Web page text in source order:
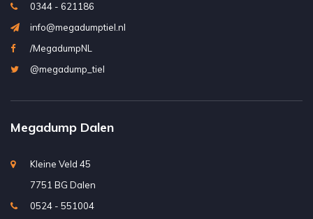
0344 - 621186
info@megadumptiel.nl
/MegadumpNL
@megadump_tiel
Megadump Dalen
Kleine Veld 45
7751 BG Dalen
0524 - 551004